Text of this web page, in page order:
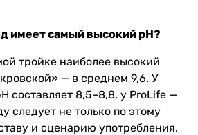
имеет самый высокий pH?
тройке наиболее высокий
— в среднем 9,6. У
составляет 8,5–8,8, у ProLife —
следует не только по этому
и сценарию употребления.